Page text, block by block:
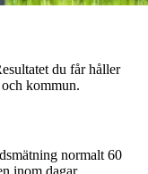
du får håller
kommun.
normalt 60
inom dagar.